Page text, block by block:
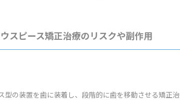
スピース矯正治療のリスクや副作用
型の装置を歯に装着し、段階的に歯を移動させる矯正